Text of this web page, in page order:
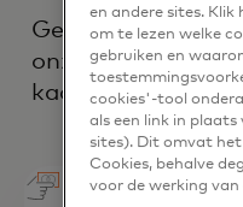
Geniet van
onze uitgebreide
kaartportfolio
en andere sites. Klik
om te lezen welke
gebruiken en
cookies'-tool
als een link in plaats
sites). Dit omvat
Cookies, behalve
voor de werking van